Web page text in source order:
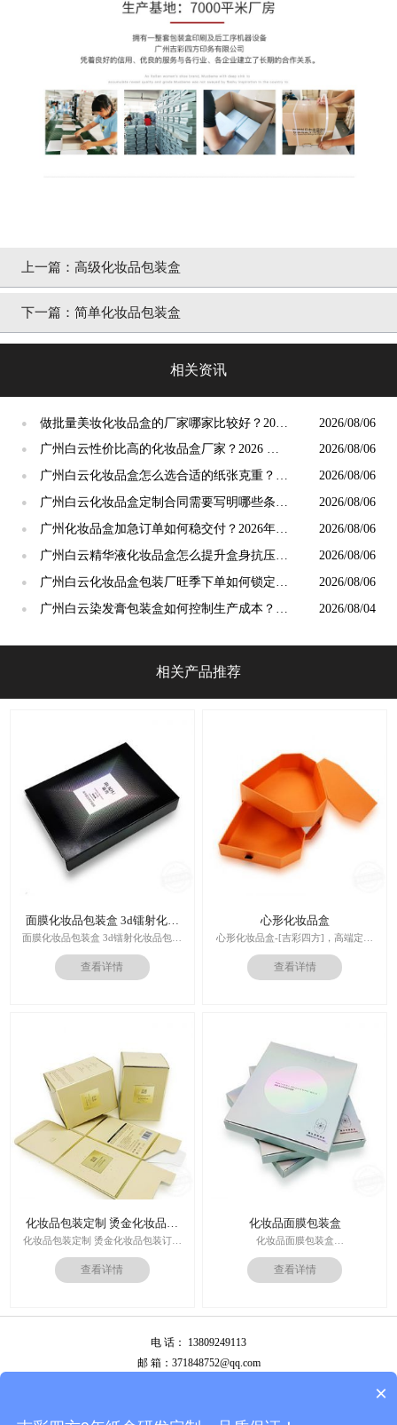
上一篇： 高级化妆品包装盒
下一篇： 简单化妆品包装盒
相关资讯
●
做批量美妆化妆品盒的厂家哪家比较好？2026
年8月靠谱量产厂家甄选攻略
2026/08/06
●
广州白云性价比高的化妆品盒厂家？2026 年
8 月长期合作攻略
2026/08/06
●
广州白云化妆品盒怎么选合适的纸张克重？
2026 年 8 月用纸攻略
2026/08/06
●
广州白云化妆品盒定制合同需要写明哪些条
款？2026 年 8 月签约攻略
2026/08/06
●
广州化妆品盒加急订单如何稳交付？2026年8
月包装厂排单避坑指南
2026/08/06
●
​广州白云精华液化妆品盒怎么提升盒身抗压能
力？2026年8月加固攻略
2026/08/06
●
​广州白云化妆品盒包装厂旺季下单如何锁定交
期？2026 年 8 月排单攻略
2026/08/06
●
广州白云染发膏包装盒如何控制生产成本？
2026/08/04
相关产品推荐
面膜化妆品包装盒 3d镭射化妆
品包装盒
面膜化妆品包装盒 3d镭射化妆品包装
盒
印刷技术：专色印刷/四色印刷
作日
运输：全球发货，售后无忧
查看详情
心形化妆品盒
心形化妆品盒-[吉彩四方]，高端定制
走心的礼品包装盒
多对1服务,德国SGD技术,3.0创意视觉
设计,实体工厂,德国海德堡7色UV印刷
查看详情
化妆品包装定制 烫金化妆品包
装订做
化妆品包装定制 烫金化妆品包装订做
厂家
印刷技术：专色印刷/四色印刷
后工工艺：烫金/UV/凹凸/浮雕
周期：签订合同确认样板后7-15个工
查看详情
化妆品面膜包装盒
化妆品面膜包装盒
材料：金银卡纸，特种纸
工艺：uv，击凸，烫金
价格：根据材质及工艺、数量报价
作日
查看详情
电 话： 13809249113
邮 箱：371848752@qq.com
×